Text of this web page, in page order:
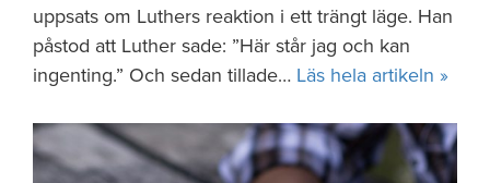
uppsats om Luthers reaktion i ett trängt läge. Han
påstod att Luther sade: ”Här står jag och kan
ingenting.” Och sedan tillade… Läs hela artikeln »